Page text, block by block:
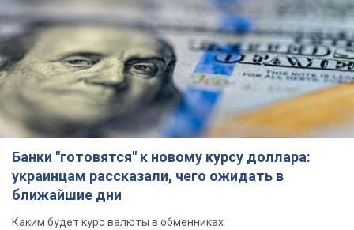
Банки "готовятся" к новому курсу доллара:
украинцам рассказали, чего ожидать в
ближайшие дни
Каким будет курс валюты в обменниках